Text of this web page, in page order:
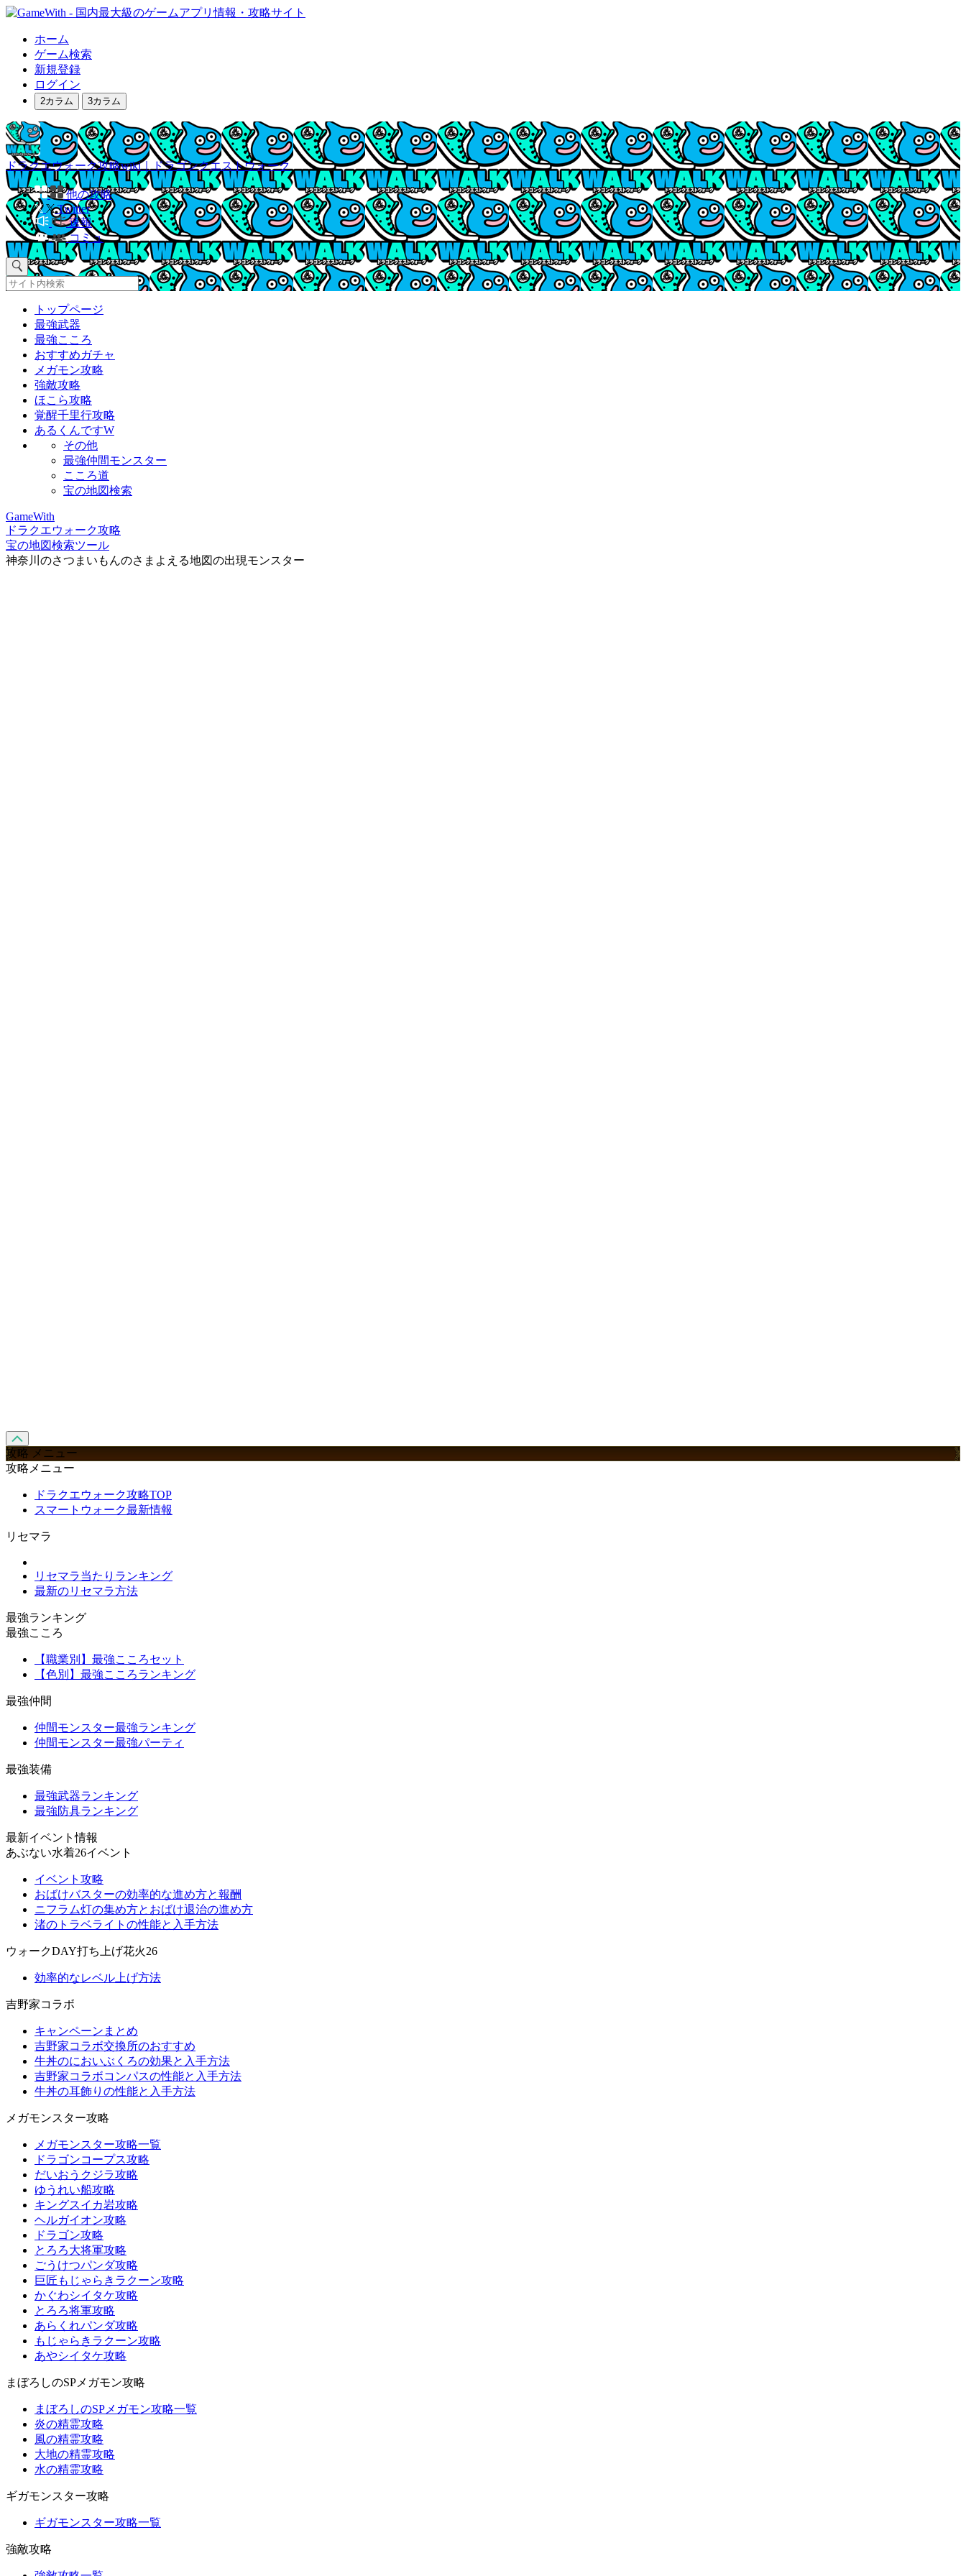
ホーム
ゲーム検索
新規登録
ログイン
2カラム 3カラム
ドラクエウォーク攻略wiki｜ドラゴンクエストウォーク
他の攻略
Twitter
速報
コミュ
トップページ
最強武器
最強こころ
おすすめガチャ
メガモン攻略
強敵攻略
ほこら攻略
覚醒千里行攻略
あるくんですW
その他
最強仲間モンスター
こころ道
宝の地図検索
GameWith
ドラクエウォーク攻略
宝の地図検索ツール
神奈川のさつまいもんのさまよえる地図の出現モンスター
攻略 メニュー
攻略メニュー
ドラクエウォーク攻略TOP
スマートウォーク最新情報
リセマラ
リセマラ当たりランキング
最新のリセマラ方法
最強ランキング
最強こころ
【職業別】最強こころセット
【色別】最強こころランキング
最強仲間
仲間モンスター最強ランキング
仲間モンスター最強パーティ
最強装備
最強武器ランキング
最強防具ランキング
最新イベント情報
あぶない水着26イベント
イベント攻略
おばけバスターの効率的な進め方と報酬
ニフラム灯の集め方とおばけ退治の進め方
渚のトラベライトの性能と入手方法
ウォークDAY打ち上げ花火26
効率的なレベル上げ方法
吉野家コラボ
キャンペーンまとめ
吉野家コラボ交換所のおすすめ
牛丼のにおいぶくろの効果と入手方法
吉野家コラボコンパスの性能と入手方法
牛丼の耳飾りの性能と入手方法
メガモンスター攻略
メガモンスター攻略一覧
ドラゴンコープス攻略
だいおうクジラ攻略
ゆうれい船攻略
キングスイカ岩攻略
ヘルガイオン攻略
ドラゴン攻略
とろろ大将軍攻略
ごうけつパンダ攻略
巨匠もじゃらきラクーン攻略
かぐわシイタケ攻略
とろろ将軍攻略
あらくれパンダ攻略
もじゃらきラクーン攻略
あやシイタケ攻略
まぼろしのSPメガモン攻略
まぼろしのSPメガモン攻略一覧
炎の精霊攻略
風の精霊攻略
大地の精霊攻略
水の精霊攻略
ギガモンスター攻略
ギガモンスター攻略一覧
強敵攻略